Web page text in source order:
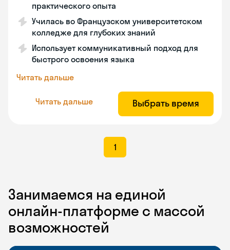
практического опыта
Училась во Французском университетском
колледже для глубоких знаний
Использует коммуникативный подход для
быстрого освоения языка
Читать дальше
Читать дальше Выбрать время
1
Занимаемся на единой
онлайн-платформе с массой
возможностей